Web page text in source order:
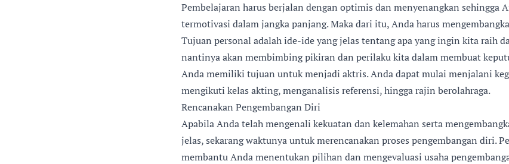
Pembelajaran harus berjalan dengan optimis dan menyenangkan sehingga
termotivasi dalam jangka panjang. Maka dari itu, Anda harus
Tujuan personal adalah ide-ide yang jelas tentang apa yang ingin kita raih
nantinya akan membimbing pikiran dan perilaku kita dalam membuat
Anda memiliki tujuan untuk menjadi aktris. Anda dapat mulai menjalani
mengikuti kelas akting, menganalisis referensi, hingga rajin berolahraga.
Rencanakan Pengembangan Diri
Apabila Anda telah mengenali kekuatan dan kelemahan serta
jelas, sekarang waktunya untuk merencanakan proses pengembangan diri.
membantu Anda menentukan pilihan dan mengevaluasi usaha